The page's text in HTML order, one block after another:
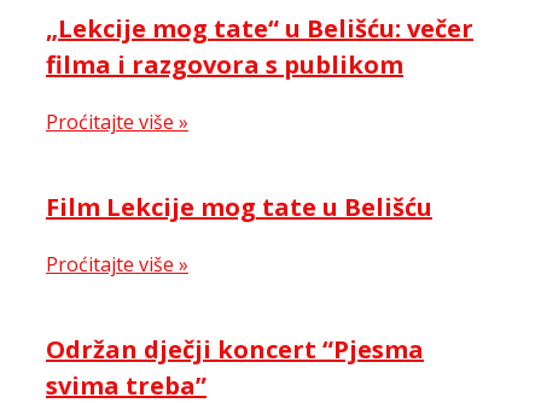
„Lekcije mog tate“ u Belišću: večer
filma i razgovora s publikom
Proćitajte više »
Film Lekcije mog tate u Belišću
Proćitajte više »
Održan dječji koncert “Pjesma
svima treba”